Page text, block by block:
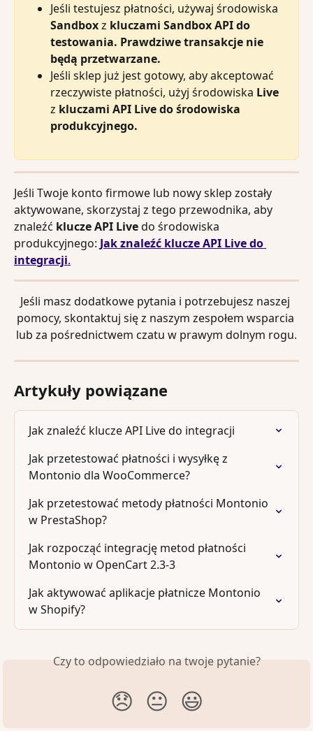
Jeśli testujesz płatności, używaj środowiska
Sandbox z kluczami Sandbox API do
testowania. Prawdziwe transakcje nie
będą przetwarzane.
Jeśli sklep już jest gotowy, aby akceptować
rzeczywiste płatności, użyj środowiska Live
z kluczami API Live do środowiska
produkcyjnego.
Jeśli Twoje konto firmowe lub nowy sklep zostały
aktywowane, skorzystaj z tego przewodnika, aby
znaleźć klucze API Live do środowiska
produkcyjnego: Jak znaleźć klucze API Live do
integracji.
Jeśli masz dodatkowe pytania i potrzebujesz naszej
pomocy, skontaktuj się z naszym zespołem wsparcia
lub za pośrednictwem czatu w prawym dolnym rogu.
Artykuły powiązane
Jak znaleźć klucze API Live do integracji
Jak przetestować płatności i wysyłkę z
Montonio dla WooCommerce?
Jak przetestować metody płatności Montonio
w PrestaShop?
Jak rozpocząć integrację metod płatności
Montonio w OpenCart 2.3-3
Jak aktywować aplikacje płatnicze Montonio
w Shopify?
Czy to odpowiedziało na twoje pytanie?
😞 😐 😃